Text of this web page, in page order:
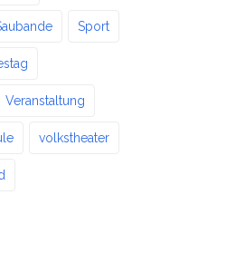
Sport
Veranstaltung
volkstheater